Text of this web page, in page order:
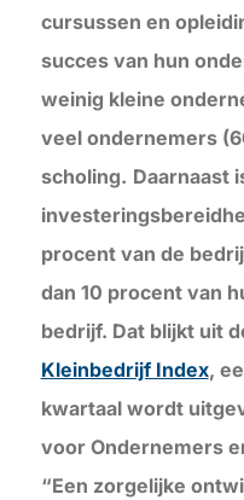
cursussen en
succes van hun
weinig kleine
veel ondernemers
scholing. Daarnaast
procent van de
dan 10 procent van
bedrijf. Dat blijkt uit
Kleinbedrijf Index,
kwartaal wordt
voor Ondernemers
“Een zorgelijke